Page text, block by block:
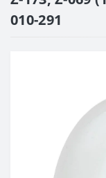
42 место)
010-291